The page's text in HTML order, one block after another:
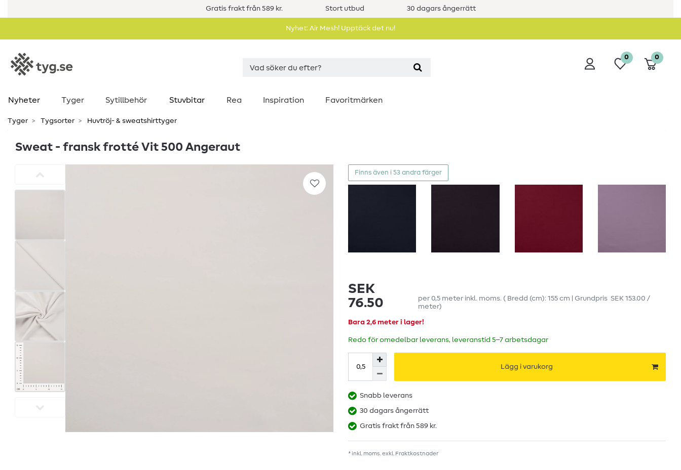
Gratis frakt från 589 kr. Stort utbud 30 dagars ångerrätt
Nyhet: Air Mesh! Upptäck det nu!
0 0
Nyheter Tyger Sytillbehör Stuvbitar Rea Inspiration Favoritmärken
Tyger Tygsorter Huvtröj- & sweatshirttyger
Sweat - fransk frotté Vit 500 Angeraut
Finns även i 53 andra färger
SEK
76.50
per 0,5 meter inkl. moms. ( Bredd (cm): 155 cm | Grundpris SEK 153.00 /
meter)
Bara 2,6 meter i lager!
Redo för omedelbar leverans, leveranstid 5–7 arbetsdagar
Lägg i varukorg
Snabb leverans
30 dagars ångerrätt
Gratis frakt från 589 kr.
* inkl. moms. exkl. Fraktkostnader